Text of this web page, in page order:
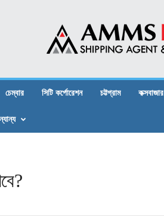
চেম্বার সিটি কর্পোরেশন চট্টগ্রাম কক্সবাজার